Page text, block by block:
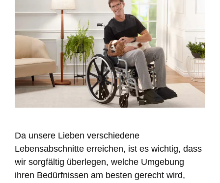
Da unsere Lieben verschiedene
Lebensabschnitte erreichen, ist es wichtig, dass
wir sorgfältig überlegen, welche Umgebung
ihren Bedürfnissen am besten gerecht wird,